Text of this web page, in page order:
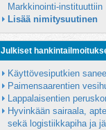
Markkinointi-instituuttiin
Lisää nimitysuutinen
Julkiset
Käyttövesiputkien
Paimensaarentien
Lappalaisentien
Hyvinkään sairaala,
sekä logistiikkapiha ja